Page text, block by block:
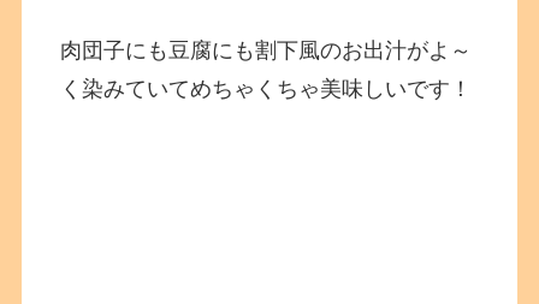
肉団子にも豆腐にも割下風のお出汁がよ～
く染みていてめちゃくちゃ美味しいです！